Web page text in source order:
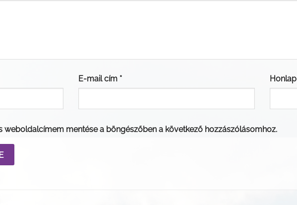
E-mail cím * Honlap
weboldalcímem mentése a böngészőben a következő hozzászólásomhoz.